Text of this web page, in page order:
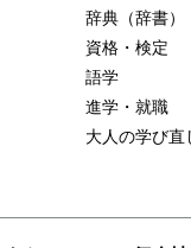
辞典（辞書）
資格・検定
語学
進学・就職
大人の学び直